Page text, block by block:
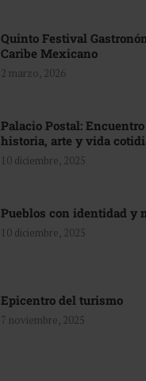
Quinto Festival
Caribe Mexicano
2 marzo, 2026
Palacio Postal: Encuentro
historia, arte y vida
10 diciembre, 2025
Pueblos con identidad y
10 diciembre, 2025
Epicentro del turismo
7 noviembre, 2025